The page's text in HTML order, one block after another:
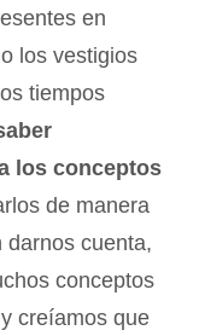
en
los vestigios
tiempos
los conceptos
de manera
darnos cuenta,
conceptos
creíamos que